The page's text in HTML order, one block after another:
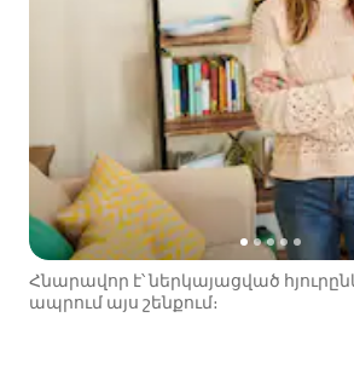
Հնարավոր է՝ ներկայացված
ապրում այս շենքում։